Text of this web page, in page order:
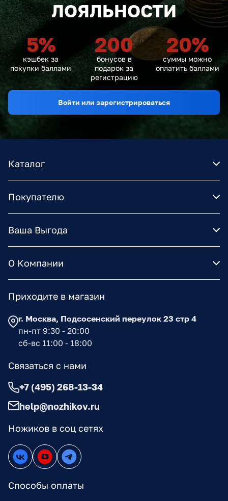
ЛОЯЛЬНОСТИ
5%
кэшбек за
покупки баллами
200
бонусов в
подарок за
регистрацию
20%
суммы можно
оплатить баллами
Войти или зарегистрироваться
Каталог
Покупателю
Ваша Выгода
О Компании
Ножиков в соц сетях
Способы оплаты
Приходите в магазин
г. Москва, Подсосенский переулок 23 стр 4
пн-пт 9:30 - 20:00
сб-вс 11:00 - 18:00
Связаться с нами
+7 (495) 268-13-34
help@nozhikov.ru